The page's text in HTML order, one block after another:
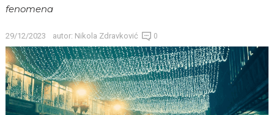
fenomena
29/12/2023 autor: Nikola Zdravković 0